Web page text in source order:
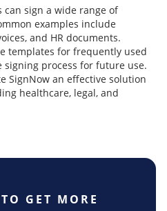
can sign a wide range of
examples include
and HR documents.
templates for frequently used
process for future use.
SignNow an effective solution
healthcare, legal, and
GET MORE